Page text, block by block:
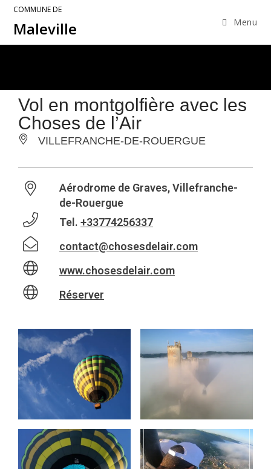
COMMUNE DE
Maleville Menu
Vol en montgolfière avec les
Choses de l’Air
VILLEFRANCHE-DE-ROUERGUE
Aérodrome de Graves, Villefranche-
de-Rouergue
Tel. +33774256337
contact@chosesdelair.com
www.chosesdelair.com
Réserver